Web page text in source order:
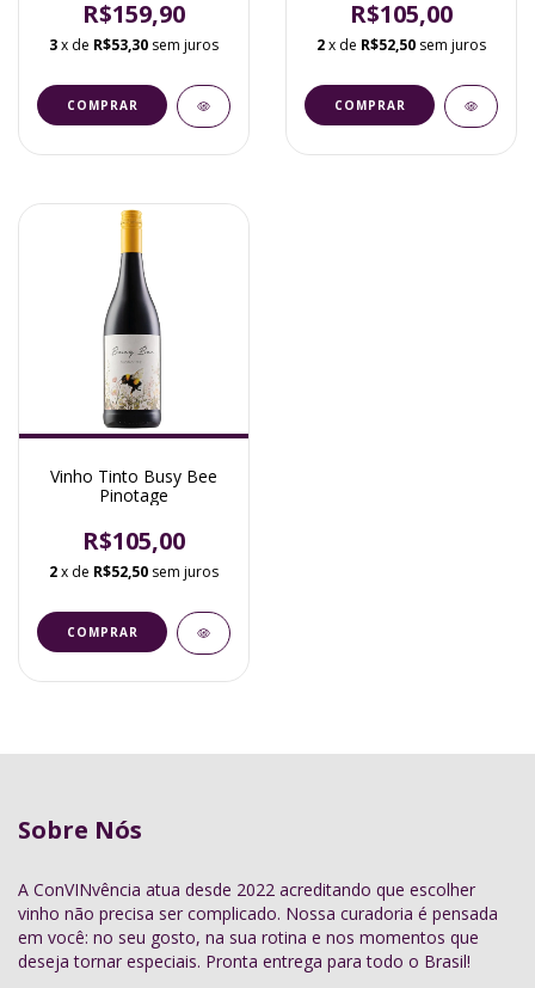
R$159,90
3x de R$53,30 sem juros
R$105,00
2x de R$52,50 sem juros
Vinho Tinto Busy Bee
Pinotage
R$105,00
2x de R$52,50 sem juros
Sobre Nós
A ConVINvência atua desde 2022 acreditando que escolher
vinho não precisa ser complicado. Nossa curadoria é pensada
em você: no seu gosto, na sua rotina e nos momentos que
deseja tornar especiais. Pronta entrega para todo o Brasil!